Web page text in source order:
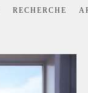
RECHERCHE